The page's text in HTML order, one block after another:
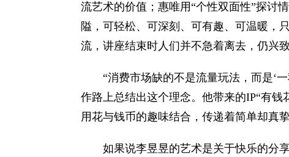
流艺术的价值；惠唯用“个性双面性”探讨
隘，可轻松、可深刻、可有趣、可温暖，
流，讲座结束时人们并不急着离去，仍兴
“消费市场缺的不是流量玩法，而是‘
作路上总结出这个理念。他带来的IP“有
用花与钱币的趣味结合，传递着简单却真挚
如果说李昱昱的艺术是关于快乐的分